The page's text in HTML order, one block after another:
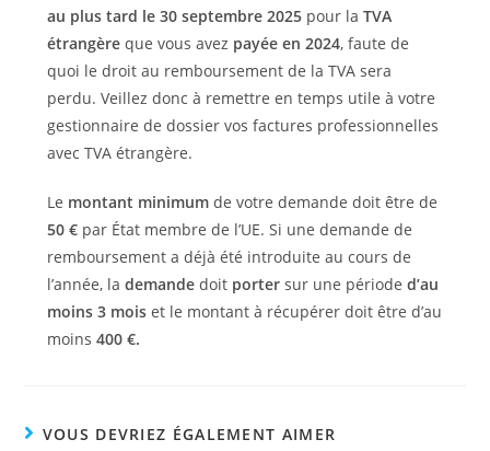
au plus tard le 30 septembre 2025pour la TVA
étrangèreque vous avez payée en 2024, faute de
quoi le droit au remboursement de la TVA sera
perdu. Veillez donc à remettre en temps utile à votre
gestionnaire de dossier vos factures professionnelles
avec TVA étrangère.
Le montant minimumde votre demande doit être de
50 €par État membre de l’UE. Si une demande de
remboursement a déjà été introduite au cours de
l’année, la demandedoit portersur une période d’au
moins 3 moiset le montant à récupérer doit être d’au
moins 400 €.
VOUS DEVRIEZ ÉGALEMENT AIMER